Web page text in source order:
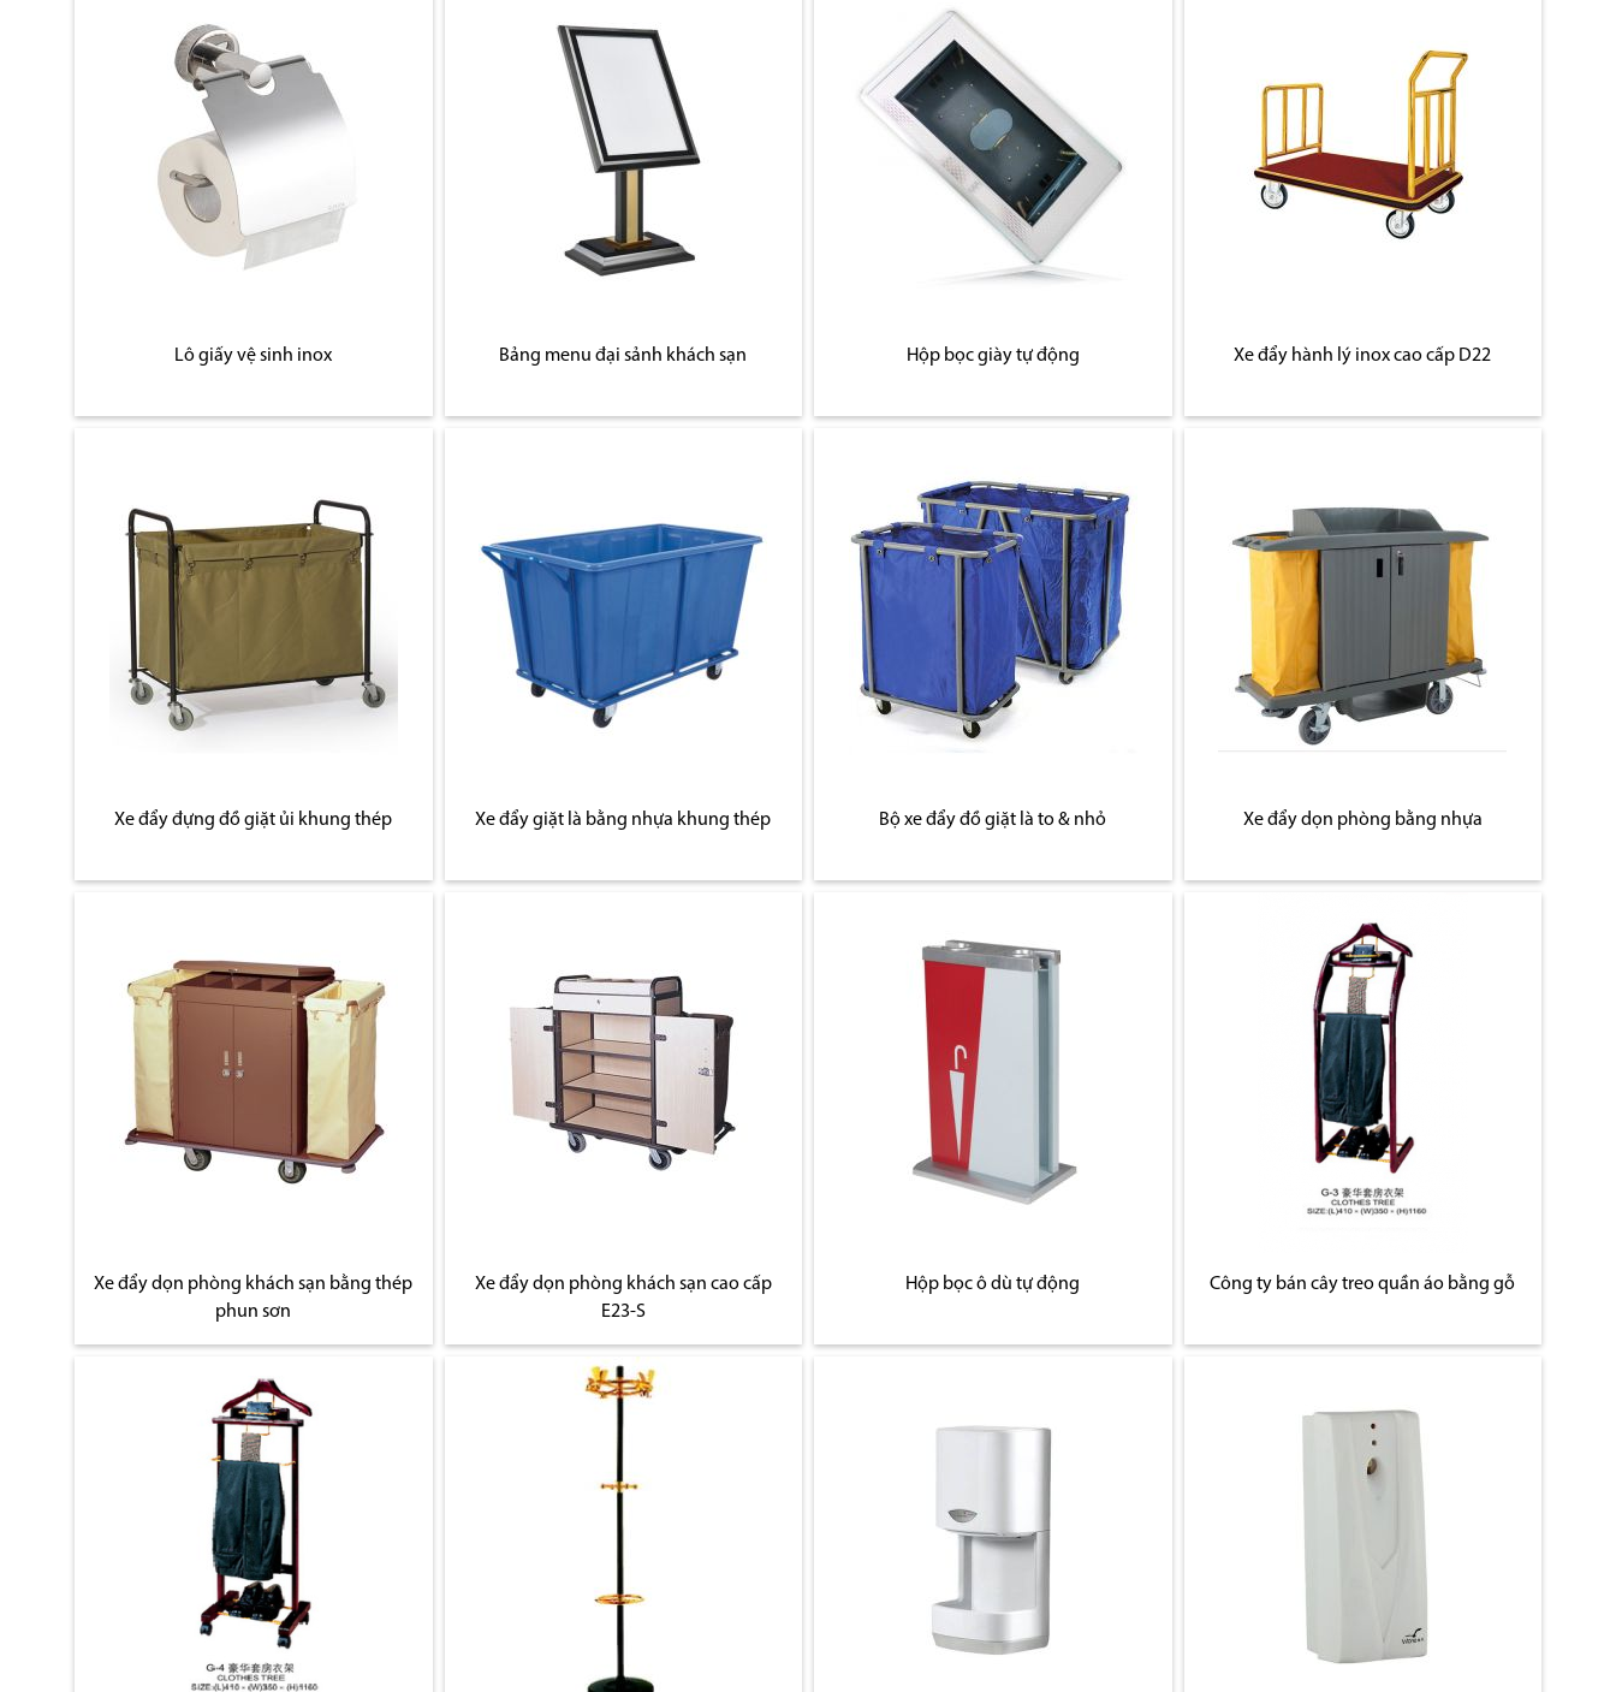
Lô giấy vệ sinh inox Bảng menu đại sảnh khách sạn Hộp bọc giày tự động Xe đẩy hành lý inox cao cấp D22
Xe đẩy đựng đồ giặt ủi khung thép Xe đẩy giặt là bằng nhựa khung thép Bộ xe đẩy đồ giặt là to & nhỏ Xe đẩy dọn phòng bằng nhựa
Xe đẩy dọn phòng khách sạn bằng thép
phun sơn
Xe đẩy dọn phòng khách sạn cao cấp
E23-S
Hộp bọc ô dù tự động Công ty bán cây treo quần áo bằng gỗ